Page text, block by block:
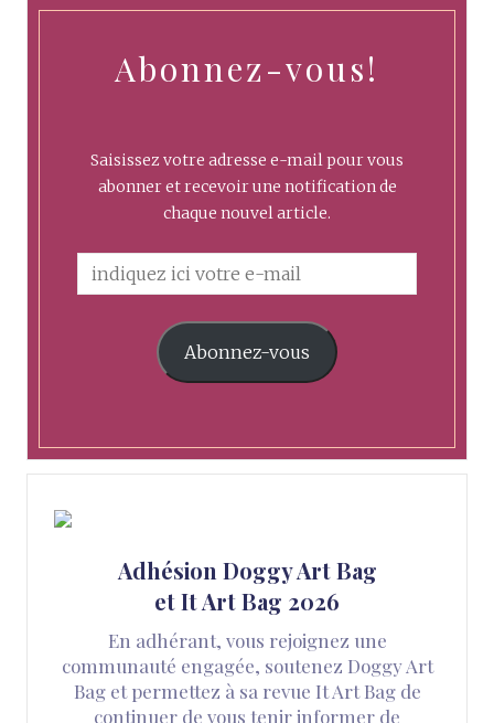
Abonnez-vous!
Saisissez votre adresse e-mail pour vous
abonner et recevoir une notification de
chaque nouvel article.
Abonnez-vous
Adhésion Doggy Art Bag
et It Art Bag 2026
En adhérant, vous rejoignez une
communauté engagée, soutenez Doggy Art
Bag et permettez à sa revue It Art Bag de
continuer de vous tenir informer de